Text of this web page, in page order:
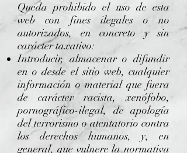
Queda prohibido el uso de esta
web con fines ilegales o no
autorizados, en concreto y sin
carácter taxativo:
Introducir, almacenar o difundir
en o desde el sitio web, cualquier
información o material que fuera
de carácter racista, xenófobo,
pornográfico-ilegal, de apología
del terrorismo o atentatorio contra
los derechos humanos, y, en
general, que vulnere la normativa